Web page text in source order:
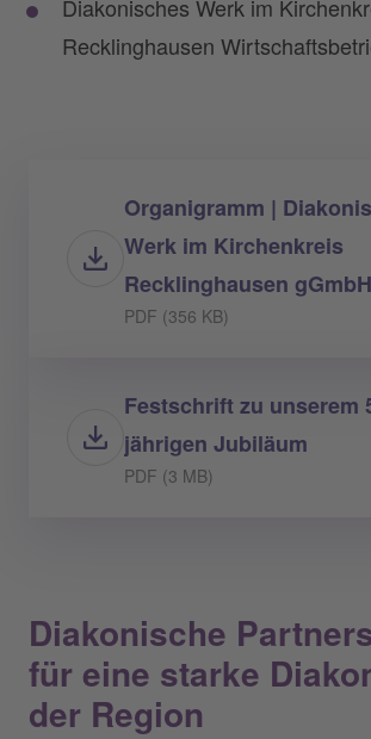
Diakonisches Werk im
Recklinghausen
Organigramm |
Werk im Kirchenkreis
Recklinghausen gGmbH
PDF (356 KB)
Festschrift zu unserem
jährigen Jubiläum
PDF (3 MB)
Diakonische
für eine starke
der Region